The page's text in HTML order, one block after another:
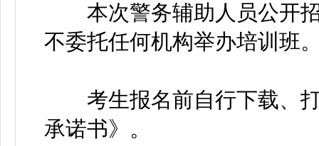
本次警务辅助人员公开招
不委托任何机构举办培训班
考生报名前自行下载、打
承诺书》。